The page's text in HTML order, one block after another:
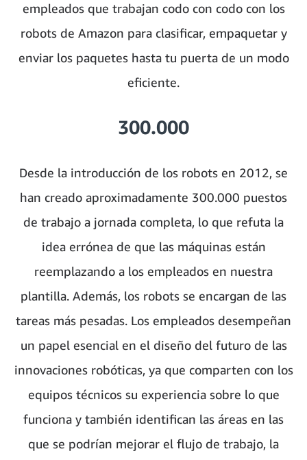
empleados que trabajan codo con codo con los
robots de Amazon para clasificar, empaquetar y
enviar los paquetes hasta tu puerta de un modo
eficiente.
300.000
Desde la introducción de los robots en 2012, se
han creado aproximadamente 300.000 puestos
de trabajo a jornada completa, lo que refuta la
idea errónea de que las máquinas están
reemplazando a los empleados en nuestra
plantilla. Además, los robots se encargan de las
tareas más pesadas. Los empleados desempeñan
un papel esencial en el diseño del futuro de las
innovaciones robóticas, ya que comparten con los
equipos técnicos su experiencia sobre lo que
funciona y también identifican las áreas en las
que se podrían mejorar el flujo de trabajo, la